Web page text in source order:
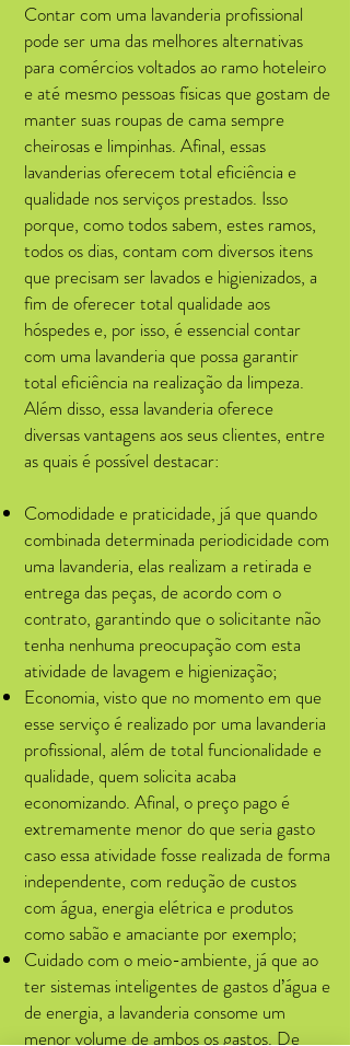
Contar com uma lavanderia profissional
pode ser uma das melhores alternativas
para comércios voltados ao ramo hoteleiro
e até mesmo pessoas físicas que gostam de
manter suas roupas de cama sempre
cheirosas e limpinhas. Afinal, essas
lavanderias oferecem total eficiência e
qualidade nos serviços prestados. Isso
porque, como todos sabem, estes ramos,
todos os dias, contam com diversos itens
que precisam ser lavados e higienizados, a
fim de oferecer total qualidade aos
hóspedes e, por isso, é essencial contar
com uma lavanderia que possa garantir
total eficiência na realização da limpeza.
Além disso, essa lavanderia oferece
diversas vantagens aos seus clientes, entre
as quais é possível destacar:
Comodidade e praticidade, já que quando
combinada determinada periodicidade com
uma lavanderia, elas realizam a retirada e
entrega das peças, de acordo com o
contrato, garantindo que o solicitante não
tenha nenhuma preocupação com esta
atividade de lavagem e higienização;
Economia, visto que no momento em que
esse serviço é realizado por uma lavanderia
profissional, além de total funcionalidade e
qualidade, quem solicita acaba
economizando. Afinal, o preço pago é
extremamente menor do que seria gasto
caso essa atividade fosse realizada de forma
independente, com redução de custos
com água, energia elétrica e produtos
como sabão e amaciante por exemplo;
Cuidado com o meio-ambiente, já que ao
ter sistemas inteligentes de gastos d’água e
de energia, a lavanderia consome um
menor volume de ambos os gastos. De